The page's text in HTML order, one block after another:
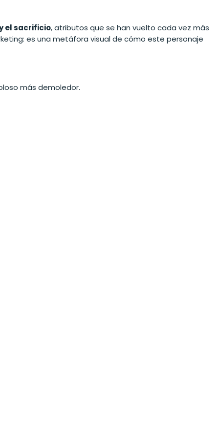
el sacrificio, atributos que se han vuelto cada vez más
es una metáfora visual de cómo este personaje
más demoledor.